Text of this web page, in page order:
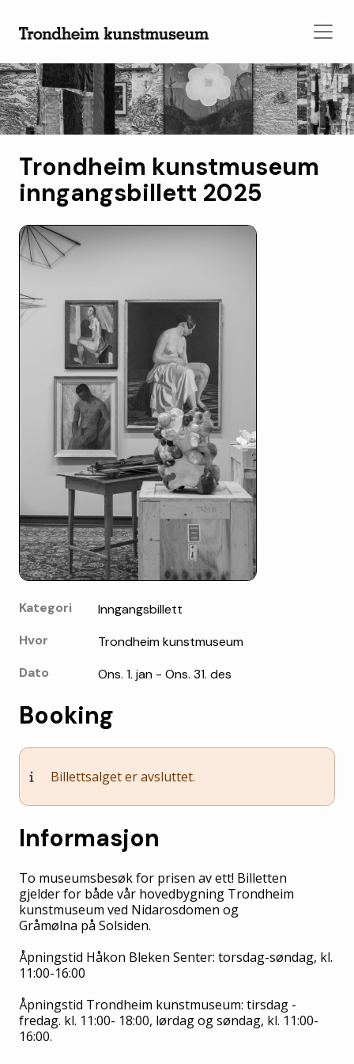
Trondheim kunstmuseum
inngangsbillett 2025
Kategori
Inngangsbillett
Hvor
Trondheim kunstmuseum
Dato
Ons. 1. jan - Ons. 31. des
Booking
Billettsalget er avsluttet.
Informasjon
To museumsbesøk for prisen av ett! Billetten
gjelder for både vår hovedbygning Trondheim
kunstmuseum ved Nidarosdomen og
Gråmølna på Solsiden.
Åpningstid Håkon Bleken Senter: torsdag-søndag, kl.
11:00-16:00
Åpningstid Trondheim kunstmuseum: tirsdag -
fredag. kl. 11:00- 18:00, lørdag og søndag, kl. 11:00-
16:00.